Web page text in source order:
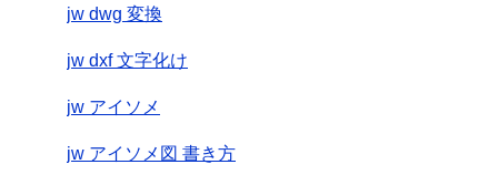
jw dwg 変換
jw dxf 文字化け
jw アイソメ
jw アイソメ図 書き方